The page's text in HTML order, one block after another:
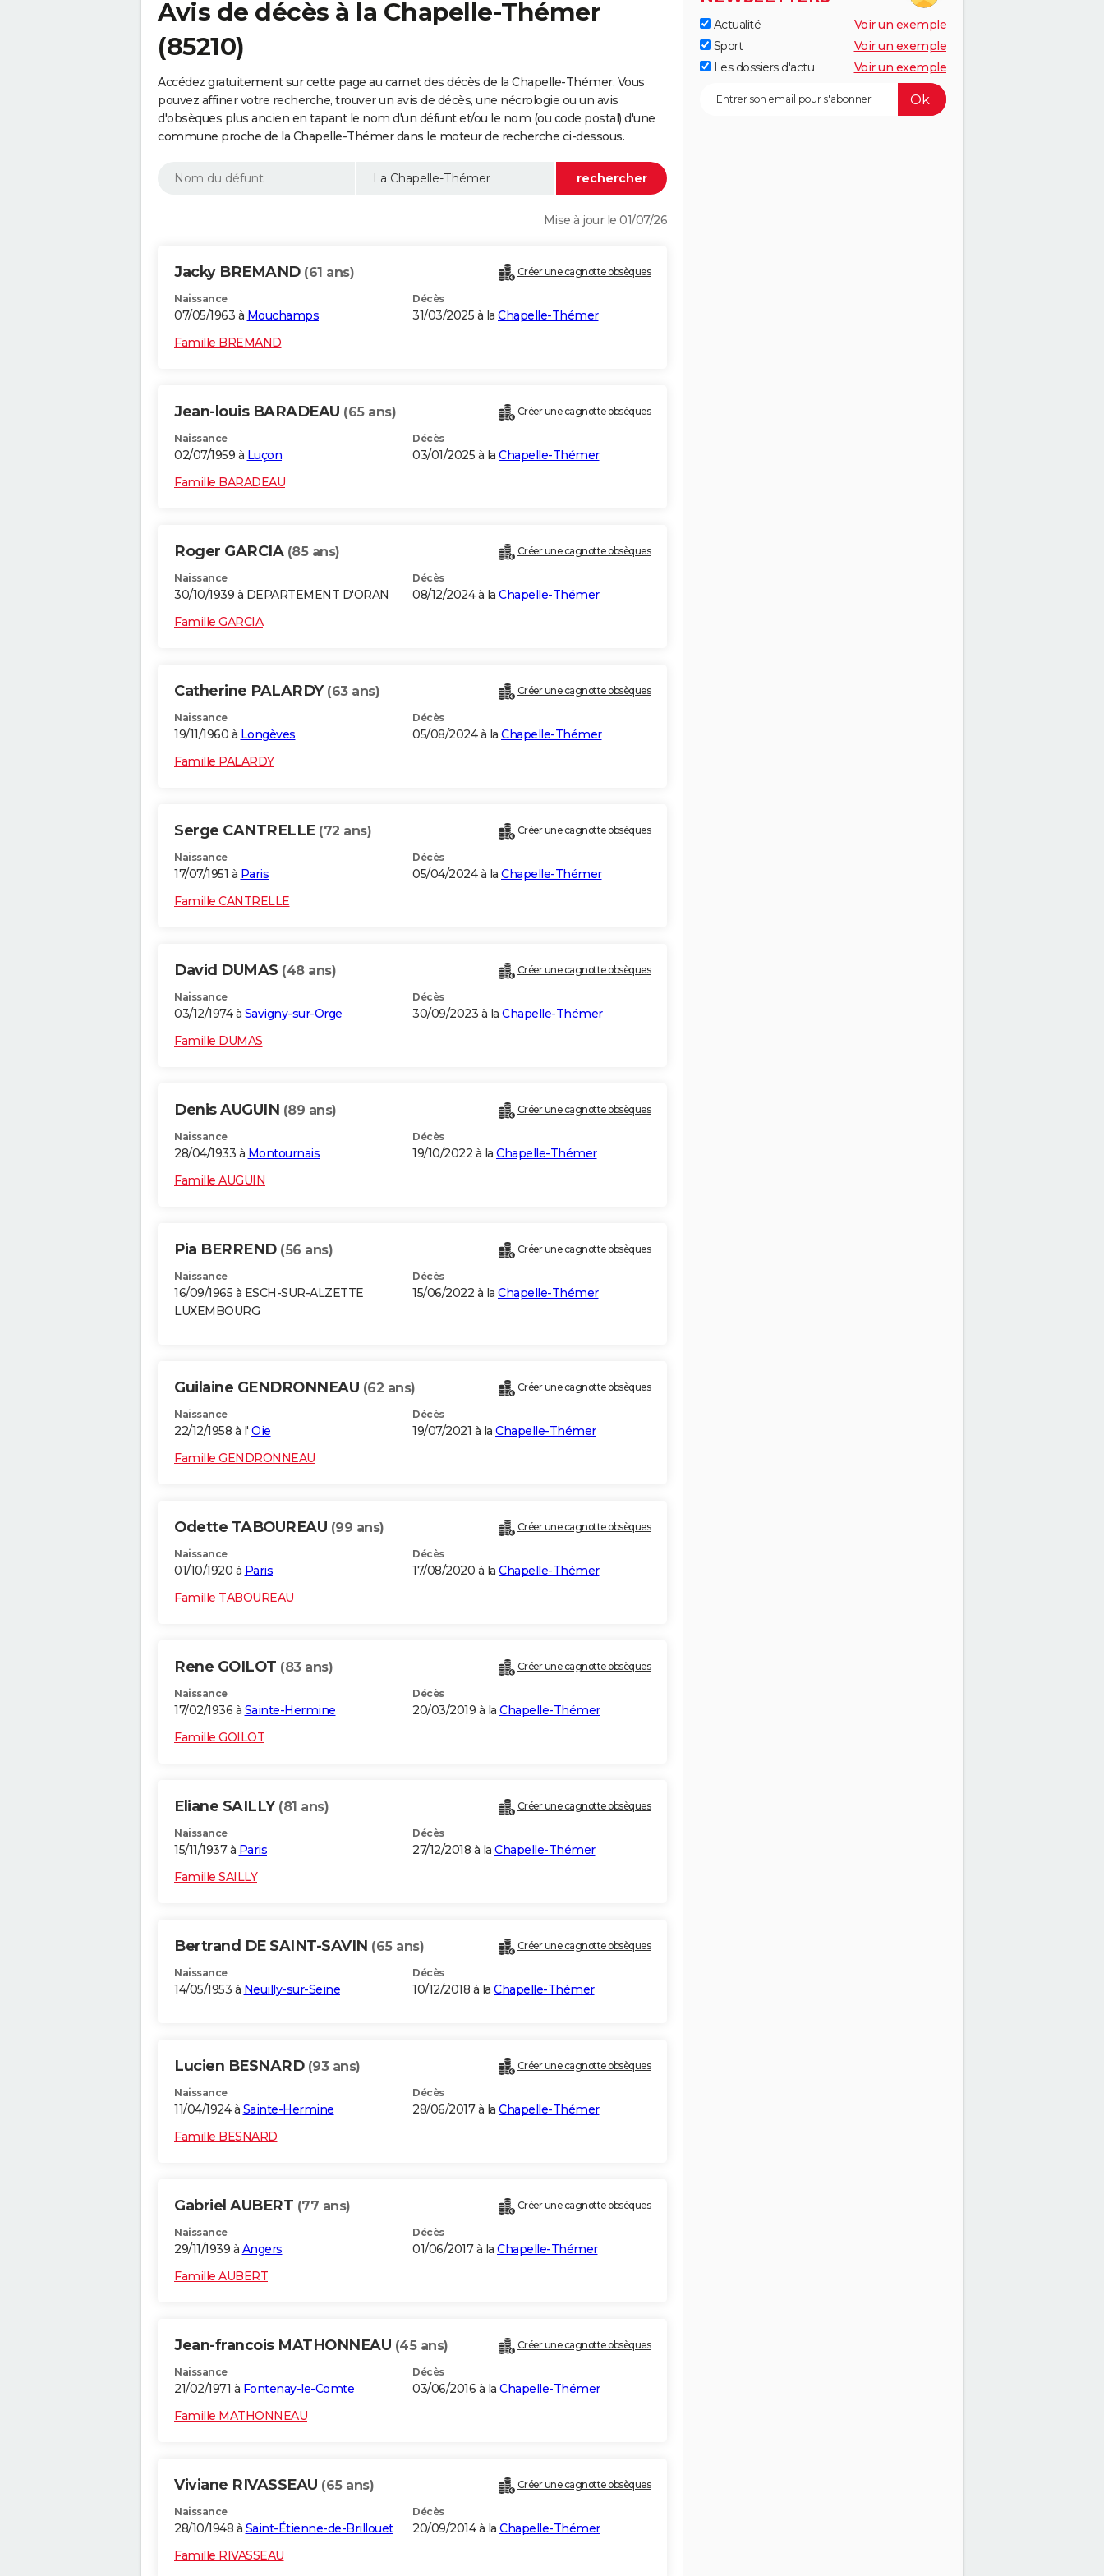
Avis de décès à la Chapelle-Thémer
(85210)
Accédez gratuitement sur cette page au carnet des décès de la Chapelle-Thémer. Vous
pouvez affiner votre recherche, trouver un avis de décès, une nécrologie ou un avis
d'obsèques plus ancien en tapant le nom d'un défunt et/ou le nom (ou code postal) d'une
commune proche de la Chapelle-Thémer dans le moteur de recherche ci-dessous.
Mise à jour le 01/07/26
Jacky BREMAND (61 ans) Créer une cagnotte obsèques
Naissance
07/05/1963 à Mouchamps
Décès
31/03/2025 à la Chapelle-Thémer
Famille BREMAND
Jean-louis BARADEAU (65 ans) Créer une cagnotte obsèques
Naissance
02/07/1959 à Luçon
Décès
03/01/2025 à la Chapelle-Thémer
Famille BARADEAU
Roger GARCIA (85 ans) Créer une cagnotte obsèques
Naissance
30/10/1939 à DEPARTEMENT D'ORAN
Décès
08/12/2024 à la Chapelle-Thémer
Famille GARCIA
Catherine PALARDY (63 ans) Créer une cagnotte obsèques
Naissance
19/11/1960 à Longèves
Décès
05/08/2024 à la Chapelle-Thémer
Famille PALARDY
Serge CANTRELLE (72 ans) Créer une cagnotte obsèques
Naissance
17/07/1951 à Paris
Décès
05/04/2024 à la Chapelle-Thémer
Famille CANTRELLE
David DUMAS (48 ans) Créer une cagnotte obsèques
Naissance
03/12/1974 à Savigny-sur-Orge
Décès
30/09/2023 à la Chapelle-Thémer
Famille DUMAS
Denis AUGUIN (89 ans) Créer une cagnotte obsèques
Naissance
28/04/1933 à Montournais
Décès
19/10/2022 à la Chapelle-Thémer
Famille AUGUIN
Pia BERREND (56 ans) Créer une cagnotte obsèques
Naissance
16/09/1965 à ESCH-SUR-ALZETTE
LUXEMBOURG
Décès
15/06/2022 à la Chapelle-Thémer
Guilaine GENDRONNEAU (62 ans) Créer une cagnotte obsèques
Naissance
22/12/1958 à l' Oie
Décès
19/07/2021 à la Chapelle-Thémer
Famille GENDRONNEAU
Odette TABOUREAU (99 ans) Créer une cagnotte obsèques
Naissance
01/10/1920 à Paris
Décès
17/08/2020 à la Chapelle-Thémer
Famille TABOUREAU
Rene GOILOT (83 ans) Créer une cagnotte obsèques
Naissance
17/02/1936 à Sainte-Hermine
Décès
20/03/2019 à la Chapelle-Thémer
Famille GOILOT
Eliane SAILLY (81 ans) Créer une cagnotte obsèques
Naissance
15/11/1937 à Paris
Décès
27/12/2018 à la Chapelle-Thémer
Famille SAILLY
Bertrand DE SAINT-SAVIN (65 ans) Créer une cagnotte obsèques
Naissance
14/05/1953 à Neuilly-sur-Seine
Décès
10/12/2018 à la Chapelle-Thémer
Lucien BESNARD (93 ans) Créer une cagnotte obsèques
Naissance
11/04/1924 à Sainte-Hermine
Décès
28/06/2017 à la Chapelle-Thémer
Famille BESNARD
Gabriel AUBERT (77 ans) Créer une cagnotte obsèques
Naissance
29/11/1939 à Angers
Décès
01/06/2017 à la Chapelle-Thémer
Famille AUBERT
Jean-francois MATHONNEAU (45 ans) Créer une cagnotte obsèques
Naissance
21/02/1971 à Fontenay-le-Comte
Décès
03/06/2016 à la Chapelle-Thémer
Famille MATHONNEAU
Viviane RIVASSEAU (65 ans) Créer une cagnotte obsèques
Naissance
28/10/1948 à Saint-Étienne-de-Brillouet
Décès
20/09/2014 à la Chapelle-Thémer
Famille RIVASSEAU
Actualité
Voir un exemple
Sport
Voir un exemple
Les dossiers d'actu
Voir un exemple